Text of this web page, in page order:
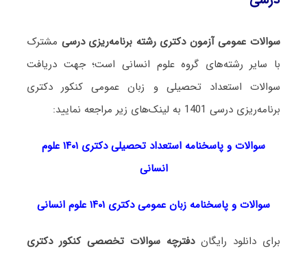
سوالات عمومی آزمون دکتری رشته برنامه‌ریزی درسی مشترک
با سایر رشته‌های گروه علوم انسانی است؛ جهت دریافت
سوالات استعداد تحصیلی و زبان عمومی کنکور دکتری
برنامه‌ریزی درسی 1401 به لینک‌های زیر مراجعه نمایید:
سوالات و پاسخنامه استعداد تحصیلی دکتری
۱۴۰۱ علوم
انسانی
سوالات و پاسخنامه زبان عمومی دکتری ۱۴۰۱ علوم انسانی
برای دانلود رایگاندفترچه سوالات تخصصی کنکور دکتری